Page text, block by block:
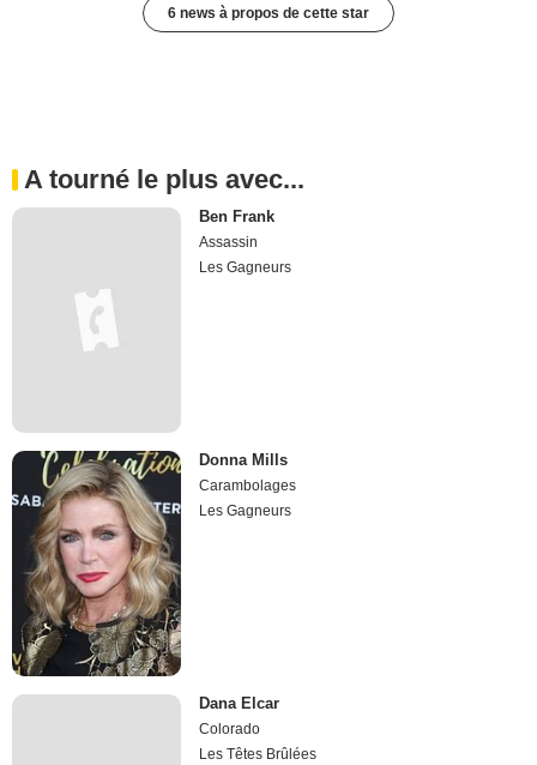
6 news à propos de cette star
A tourné le plus avec...
Ben Frank
Assassin
Les Gagneurs
Donna Mills
Carambolages
Les Gagneurs
Dana Elcar
Colorado
Les Têtes Brûlées